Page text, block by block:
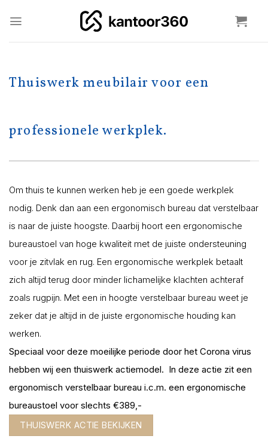
naar
inhoud
Thuiswerk meubilair voor een
professionele werkplek.
Om thuis te kunnen werken heb je een goede werkplek
nodig. Denk dan aan een ergonomisch bureau dat verstelbaar
is naar de juiste hoogste. Daarbij hoort een ergonomische
bureaustoel van hoge kwaliteit met de juiste ondersteuning
voor je zitvlak en rug. Een ergonomische werkplek betaalt
zich altijd terug door minder lichamelijke klachten achteraf
zoals rugpijn. Met een in hoogte verstelbaar bureau weet je
zeker dat je altijd in de juiste ergonomische houding kan
werken.
Speciaal voor deze moeilijke periode door het Corona virus
hebben wij een thuiswerk actiemodel. In deze actie zit een
ergonomisch verstelbaar bureau i.c.m. een ergonomische
bureaustoel voor slechts €389,-
THUISWERK ACTIE BEKIJKEN